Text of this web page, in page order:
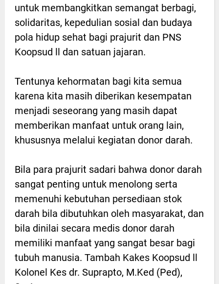
untuk membangkitkan semangat berbagi,
solidaritas, kepedulian sosial dan budaya
pola hidup sehat bagi prajurit dan PNS
Koopsud ll dan satuan jajaran.
Tentunya kehormatan bagi kita semua
karena kita masih diberikan kesempatan
menjadi seseorang yang masih dapat
memberikan manfaat untuk orang lain,
khususnya melalui kegiatan donor darah.
Bila para prajurit sadari bahwa donor darah
sangat penting untuk menolong serta
memenuhi kebutuhan persediaan stok
darah bila dibutuhkan oleh masyarakat, dan
bila dinilai secara medis donor darah
memiliki manfaat yang sangat besar bagi
tubuh manusia. Tambah Kakes Koopsud ll
Kolonel Kes dr. Suprapto, M.Ked (Ped),